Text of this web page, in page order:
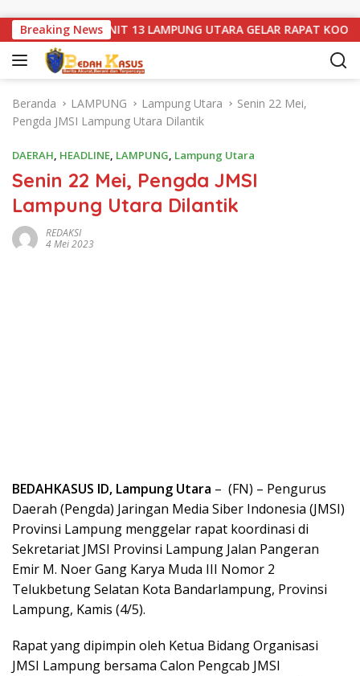
Breaking News
WN88 SUB UNIT 13 LAMPUNG UTARA GELAR RAPAT
Beranda LAMPUNG Lampung Utara
Senin 22 Mei,
Pengda JMSI Lampung Utara Dilantik
DAERAH, HEADLINE, LAMPUNG, Lampung Utara
Senin 22 Mei, Pengda JMSI
Lampung Utara Dilantik
REDAKSI
4 Mei 2023
BEDAHKASUS ID, Lampung Utara – (FN) – Pengurus
Daerah (Pengda) Jaringan Media Siber Indonesia (JMSI)
Provinsi Lampung menggelar rapat koordinasi di
Sekretariat JMSI Provinsi Lampung Jalan Pangeran
Emir M. Noer Gang Karya Muda III Nomor 2
Telukbetung Selatan Kota Bandarlampung, Provinsi
Lampung, Kamis (4/5).
Rapat yang dipimpin oleh Ketua Bidang Organisasi
JMSI Lampung bersama Calon Pengcab JMSI